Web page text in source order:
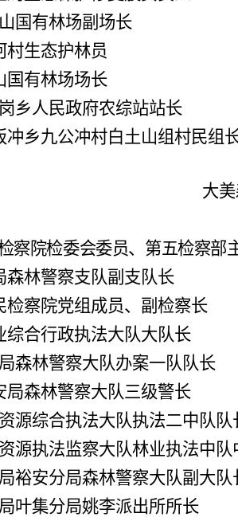
国有林场副场长
村生态护林员
国有林场场长
乡人民政府农综站站长
乡九公冲村白土山组村民组长
大
察院检委会委员、第五检察部
森林警察支队副支队长
检察院党组成员、副检察长
综合行政执法大队大队长
森林警察大队办案一队队长
局森林警察大队三级警长
源综合执法大队执法二中队队
源执法监察大队林业执法中队
裕安分局森林警察大队副 大 队
叶集分局姚李派出所所长